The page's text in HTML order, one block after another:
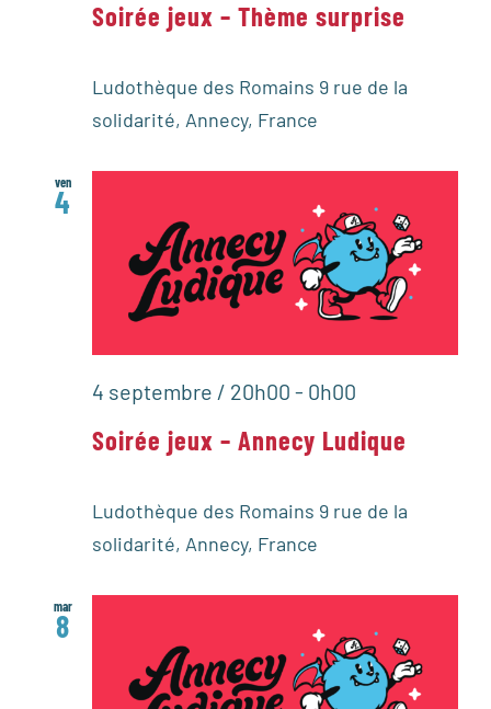
Soirée jeux – Thème surprise
Ludothèque des Romains 9 rue de la
solidarité, Annecy, France
ven
4
Soirée jeux – Annecy Ludique
4 septembre / 20h00 - 0h00
Ludothèque des Romains 9 rue de la
solidarité, Annecy, France
mar
8